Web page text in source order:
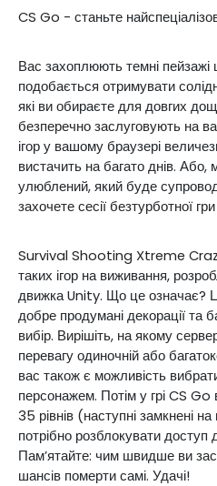
CS Go - станьте
Вас захоплюють темні
подобається отримувати
які ви обираєте для довгих
безперечно заслуговують на
ігор у вашому браузері
вистачить на багато днів. Або,
улюблений, який буде
захочете сесії безтурботної
Survival Shooting Xtreme
таких ігор на виживання,
движка Unity. Що це означає?
добре продумані декорації та
вибір. Вирішіть, на якому
перевагу одиночній або
вас також є можливість
персонажем. Потім у грі CS
35 рівнів (наступні замкнені
потрібно розблокувати доступ
Пам’ятайте: чим швидше ви
шансів померти самі. Удачі!